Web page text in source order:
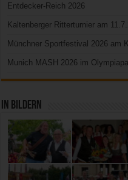
Entdecker-Reich 2026
Kaltenberger Ritterturnier am
Münchner Sportfestival 2026 am
Munich MASH 2026 im
In Bildern